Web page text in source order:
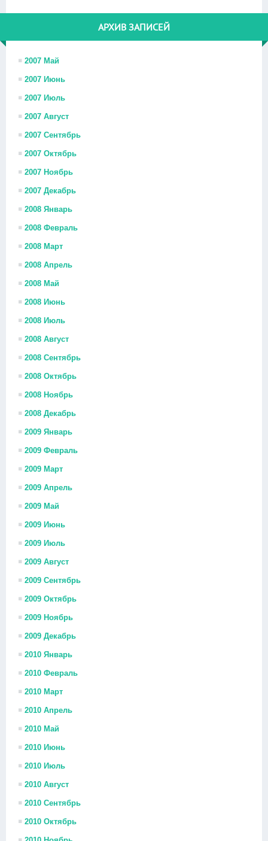
АРХИВ ЗАПИСЕЙ
2007 Май
2007 Июнь
2007 Июль
2007 Август
2007 Сентябрь
2007 Октябрь
2007 Ноябрь
2007 Декабрь
2008 Январь
2008 Февраль
2008 Март
2008 Апрель
2008 Май
2008 Июнь
2008 Июль
2008 Август
2008 Сентябрь
2008 Октябрь
2008 Ноябрь
2008 Декабрь
2009 Январь
2009 Февраль
2009 Март
2009 Апрель
2009 Май
2009 Июнь
2009 Июль
2009 Август
2009 Сентябрь
2009 Октябрь
2009 Ноябрь
2009 Декабрь
2010 Январь
2010 Февраль
2010 Март
2010 Апрель
2010 Май
2010 Июнь
2010 Июль
2010 Август
2010 Сентябрь
2010 Октябрь